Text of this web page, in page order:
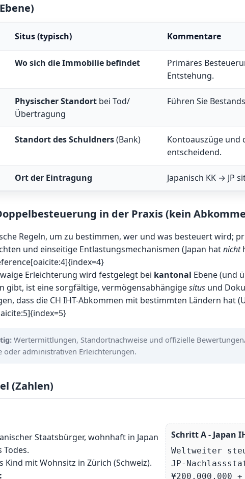
Situs (typisch) Kommentare
Wo sich die Immobilie befindet
Primäres
Entstehung.
Physischer Standort bei Tod/
Übertragung
Führen Sie
Standort des Schuldners(Bank)
Kontoauszüge und
entscheidend.
Ort der Eintragung Japanisch KK → JP
in der Praxis (kein
Regeln, um zu bestimmen, wer und was besteuert wird;
und einseitige Entlastungsmechanismen (Japan hatnicht
Erleichterung wird festgelegt bei kantonal Ebene (und
gibt, ist eine sorgfältige, vermögensabhängigesitus und
dass die CH IHT-Abkommen mit bestimmten Ländern hat
Wertermittlungen, Standortnachweise und offizielle
oder administrativen Erleichterungen.
(Zahlen)
Staatsbürger, wohnhaft in Japan
Todes.
Kind mit Wohnsitz in Zürich (Schweiz).
Schritt A - Japan
Weltweiter
JP-
¥200,000,000